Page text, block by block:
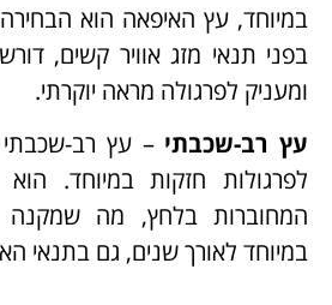
במיוחד, עץ האיפאה הוא
בפני תנאי מזג אוויר קשים,
ומעניק לפרגולה מראה יוקרתי.
עץ רב-שכבתי – עץ רב-
לפרגולות חזקות במיוחד.
המחוברות בלחץ, מה שמקנה
במיוחד לאורך שנים, גם בתנאי